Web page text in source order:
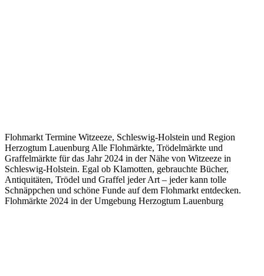
Flohmarkt Termine Witzeeze, Schleswig-Holstein und Region
Herzogtum Lauenburg Alle Flohmärkte, Trödelmärkte und
Graffelmärkte für das Jahr 2024 in der Nähe von Witzeeze in
Schleswig-Holstein. Egal ob Klamotten, gebrauchte Bücher,
Antiquitäten, Trödel und Graffel jeder Art – jeder kann tolle
Schnäppchen und schöne Funde auf dem Flohmarkt entdecken.
Flohmärkte 2024 in der Umgebung Herzogtum Lauenburg